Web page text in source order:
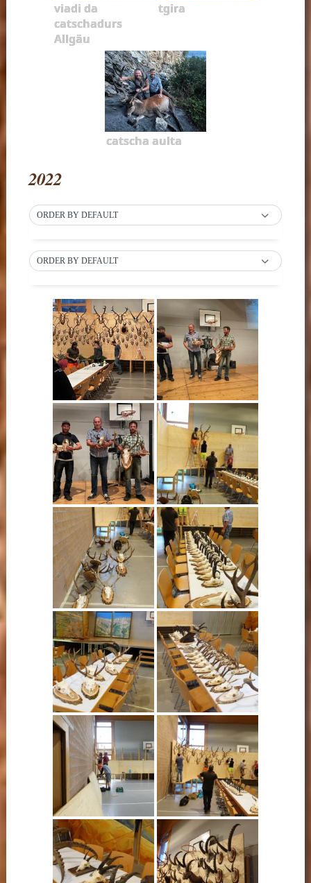
viadi da
catschadurs
Allgäu
tgira
catscha aulta
2022
ORDER BY DEFAULT
ORDER BY DEFAULT